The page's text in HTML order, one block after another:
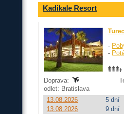
Kadikale Resort
-
-
Doprava:
odlet: Bratislava
13.08.2026
5 dní
13.08.2026
9 dní